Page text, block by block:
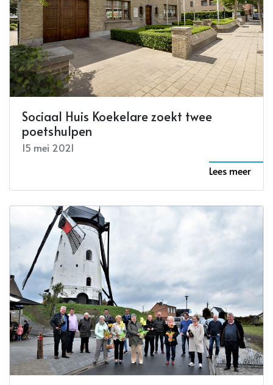
Sociaal Huis Koekelare zoekt twee
poetshulpen
15 mei 2021
Lees meer